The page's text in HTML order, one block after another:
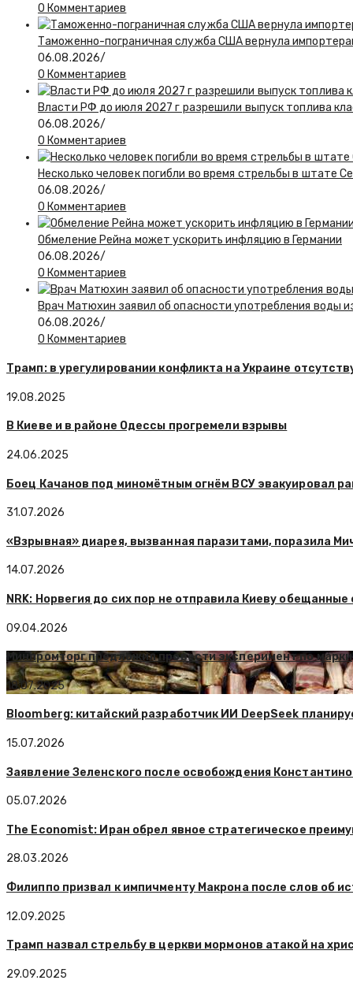
0 Комментариев
Таможенно-пограничная служба США вернула
06.08.2026/
0 Комментариев
Власти РФ до июля 2027 г разрешили выпуск топлива
06.08.2026/
0 Комментариев
Несколько человек погибли во время стрельбы в штате
06.08.2026/
0 Комментариев
Обмеление Рейна может ускорить инфляцию в Германии
06.08.2026/
0 Комментариев
Врач Матюхин заявил об опасности употребления воды
06.08.2026/
0 Комментариев
Трамп: в урегулировании конфликта на Украине
19.08.2025
В Киеве и в районе Одессы прогремели взрывы
24.06.2025
Боец Качанов под миномётным огнём ВСУ эвакуировал
31.07.2026
«Взрывная» диарея, вызванная паразитами, поразила
14.07.2026
NRK: Норвегия до сих пор не отправила Киеву
09.04.2026
Минпромторг предложил провести эксперимент по
18.07.2025
Bloomberg: китайский разработчик ИИ DeepSeek
15.07.2026
Заявление Зеленского после освобождения
05.07.2026
The Economist: Иран обрел явное стратегическое
28.03.2026
Филиппо призвал к импичменту Макрона после слов об
12.09.2025
Трамп назвал стрельбу в церкви мормонов атакой на
29.09.2025